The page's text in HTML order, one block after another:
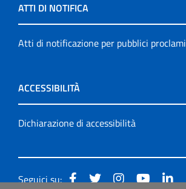
ATTI DI NOTIFICA
Atti di notificazione per pubblici proclami
ACCESSIBILITÀ
Dichiarazione di accessibilità
Seguici su: